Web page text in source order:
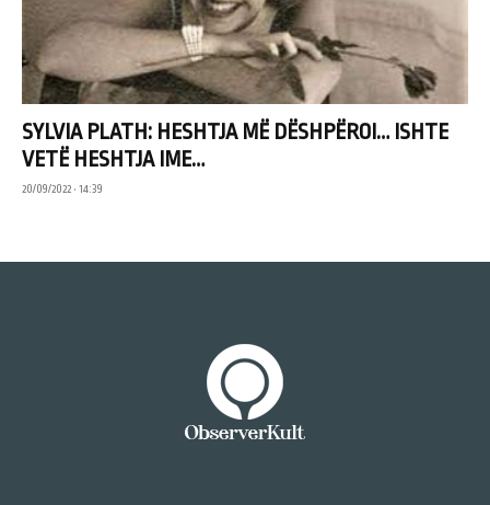
SYLVIA PLATH: HESHTJA MË DËSHPËROI… ISHTE
VETË HESHTJA IME…
20/09/2022 • 14:39